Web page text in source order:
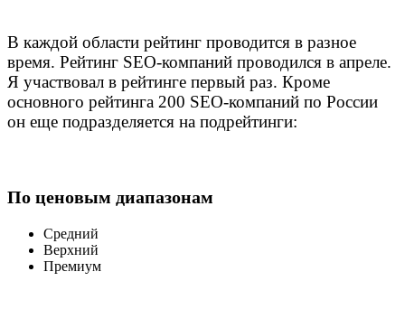
В каждой области рейтинг проводится в разное
время. Рейтинг SEO-компаний проводился в апреле.
Я участвовал в рейтинге первый раз. Кроме
основного рейтинга 200 SEO-компаний по России
он еще подразделяется на подрейтинги:
По ценовым диапазонам
Средний
Верхний
Премиум